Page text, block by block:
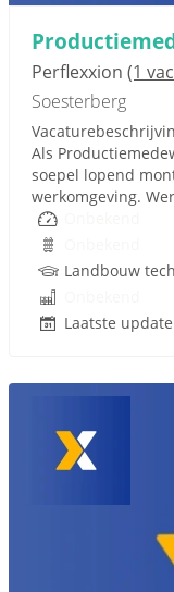
Perflexxion (1
Soesterberg
Als
soepel lopend
werkomgeving.
Landbouw
Laatste